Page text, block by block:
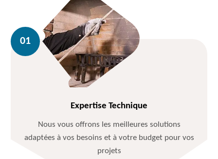
Expertise Technique
Nous vous offrons les meilleures solutions
adaptées à vos besoins et à votre budget pour vos
projets